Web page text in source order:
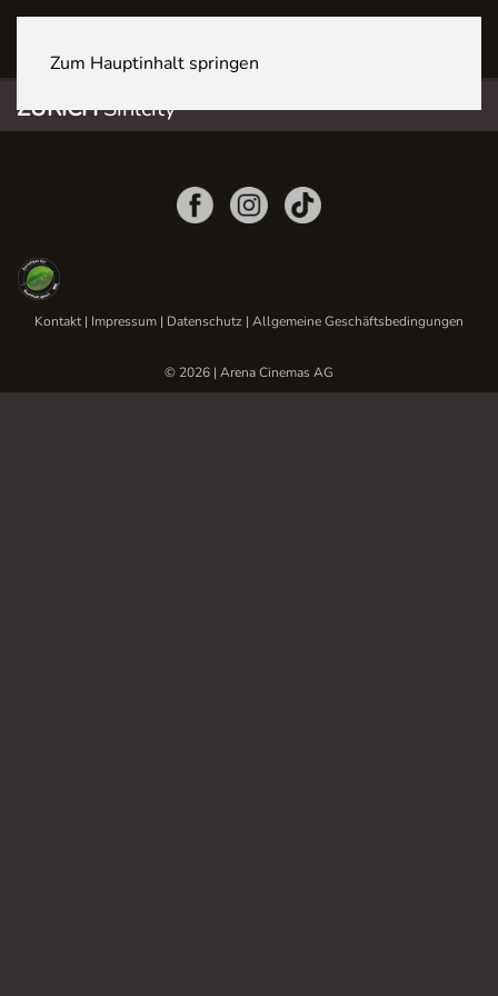
Zum Hauptinhalt springen
ZÜRICHSihlcity
Kontakt| Impressum | Datenschutz | Allgemeine Geschäftsbedingungen
© 2026 | Arena Cinemas AG